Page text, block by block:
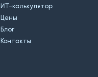
ИТ-калькулятор
Цены
Блог
Контакты